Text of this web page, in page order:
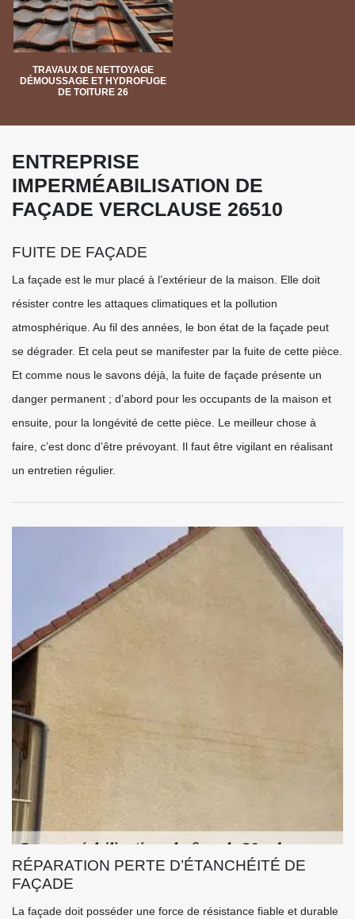
TRAVAUX DE NETTOYAGE
DÉMOUSSAGE ET HYDROFUGE
DE TOITURE 26
ENTREPRISE
IMPERMÉABILISATION DE
FAÇADE VERCLAUSE 26510
FUITE DE FAÇADE
La façade est le mur placé à l’extérieur de la maison. Elle doit
résister contre les attaques climatiques et la pollution
atmosphérique. Au fil des années, le bon état de la façade peut
se dégrader. Et cela peut se manifester par la fuite de cette pièce.
Et comme nous le savons déjà, la fuite de façade présente un
danger permanent ; d’abord pour les occupants de la maison et
ensuite, pour la longévité de cette pièce. Le meilleur chose à
faire, c’est donc d’être prévoyant. Il faut être vigilant en réalisant
un entretien régulier.
RÉPARATION PERTE D’ÉTANCHÉITÉ DE
FAÇADE
La façade doit posséder une force de résistance fiable et durable